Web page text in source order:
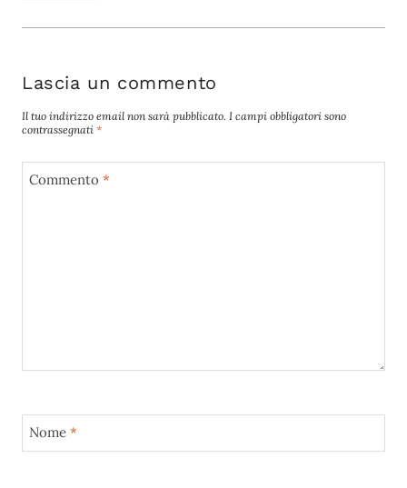
Lascia un commento
Il tuo indirizzo email non sarà pubblicato. I campi obbligatori sono
contrassegnati *
Commento *
Nome *